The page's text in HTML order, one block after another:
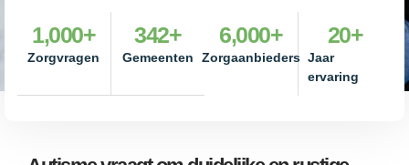
Zorgvragen
1,000+
Gemeenten
342+
Zorgaanbieders
6,000+
Jaar
ervaring
20+